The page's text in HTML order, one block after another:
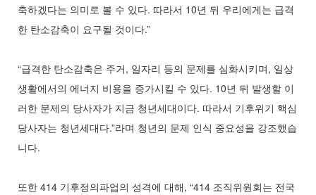
축하겠다는 의미로 볼 수 있다. 따라서 10년 뒤 우리에게는 급격
한 탄소감축이 요구될 것이다.”
“급격한 탄소감축은 주거, 일자리 등의 문제를 심화시키며, 일상
생활에서의 에너지 비용을 증가시킬 수 있다. 10년 뒤 발생할 이
러한 문제의 당사자가 지금 청년세대이다. 따라서 기후위기 핵심
당사자는 청년세대다.”라며 청년의 문제 인식 중요성을 강조했습
니다.
또한 414 기후정의파업의 성격에 대해, “414 조직위원회는 전국